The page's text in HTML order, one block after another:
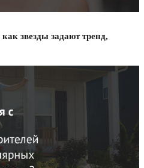
звезды задают тренд,